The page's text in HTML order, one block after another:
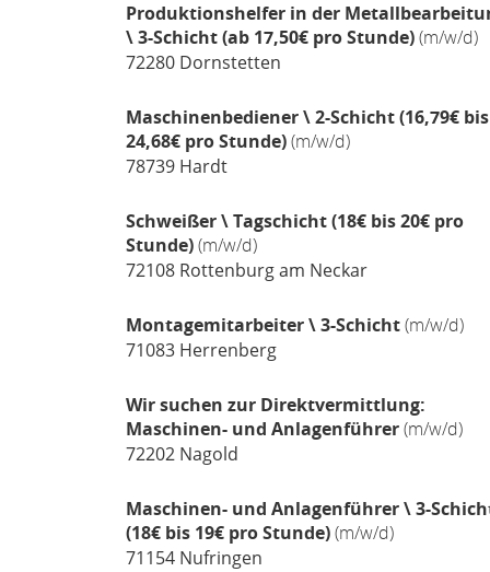
Produktionshelfer in der
\ 3-Schicht (ab 17,50€ pro Stunde)(m/w/d)
72280Dornstetten
Maschinenbediener \ 2-Schicht (16,79€ bis
24,68€ pro Stunde)(m/w/d)
78739Hardt
Schweißer \ Tagschicht (18€ bis 20€ pro
Stunde)(m/w/d)
72108Rottenburg am Neckar
Montagemitarbeiter \ 3-Schicht(m/w/d)
71083Herrenberg
Wir suchen zur Direktvermittlung:
Maschinen- und Anlagenführer(m/w/d)
72202Nagold
Maschinen- und Anlagenführer \ 3-
(18€ bis 19€ pro Stunde)(m/w/d)
71154Nufringen